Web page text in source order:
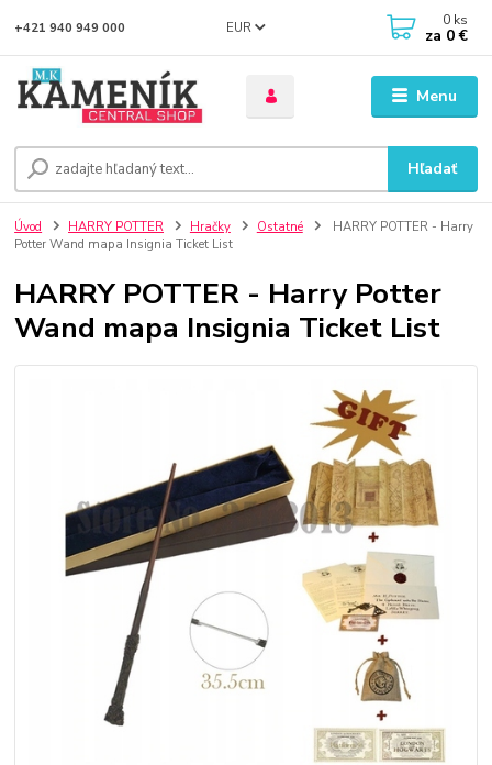
Menu
EUR
Hľadať
+421 940 949 000 0 ks
za 0 €
Úvod HARRY POTTER Hračky Ostatné
HARRY POTTER - Harry
Potter Wand mapa Insignia Ticket List
HARRY POTTER - Harry Potter
Wand mapa Insignia Ticket List